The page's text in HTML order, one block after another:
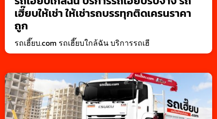
เฮี๊ยบให้เช่า ให้เช่ารถบรรทุกติดเครนราคา
ถูก
รถเฮี๊ยบ.com รถเฮี๊ยบใกล้ฉัน บริการรถเฮี